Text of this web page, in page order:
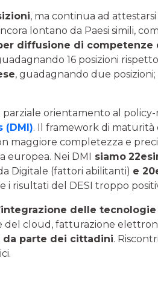
, ma continua ad
lontano da Paesi simili,
diffusione di
16 posizioni
, guadagnando due posizioni;
orientamento al policy-
(DMI). Il framework di maturità
maggiore completezza e
europea. Nei DMI siamo
Digitale (fattori abilitanti) e
i risultati del DESI troppo
delle
cloud, fatturazione
parte dei cittadini.